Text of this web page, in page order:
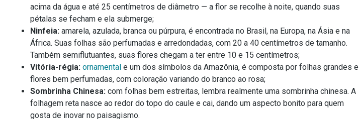
acima da água e até 25 centímetros de diâmetro — a flor se recolhe à noite, quando suas
pétalas se fecham e ela submerge;
Ninfeia: amarela, azulada, branca ou púrpura, é encontrada no Brasil, na Europa, na Ásia e na
África. Suas folhas são perfumadas e arredondadas, com 20 a 40 centímetros de tamanho.
Também semiflutuantes, suas flores chegam a ter entre 10 e 15 centímetros;
Vitória-régia: ornamental e um dos símbolos da Amazônia, é composta por folhas grandes e
flores bem perfumadas, com coloração variando do branco ao rosa;
Sombrinha Chinesa: com folhas bem estreitas, lembra realmente uma sombrinha chinesa. A
folhagem reta nasce ao redor do topo do caule e cai, dando um aspecto bonito para quem
gosta de inovar no paisagismo.